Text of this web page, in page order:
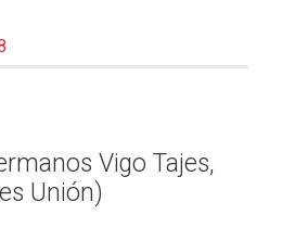
Vigo Tajes,
Unión)